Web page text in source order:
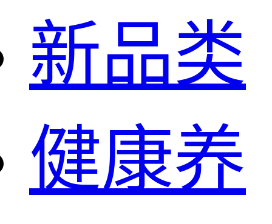
新品类
健康养